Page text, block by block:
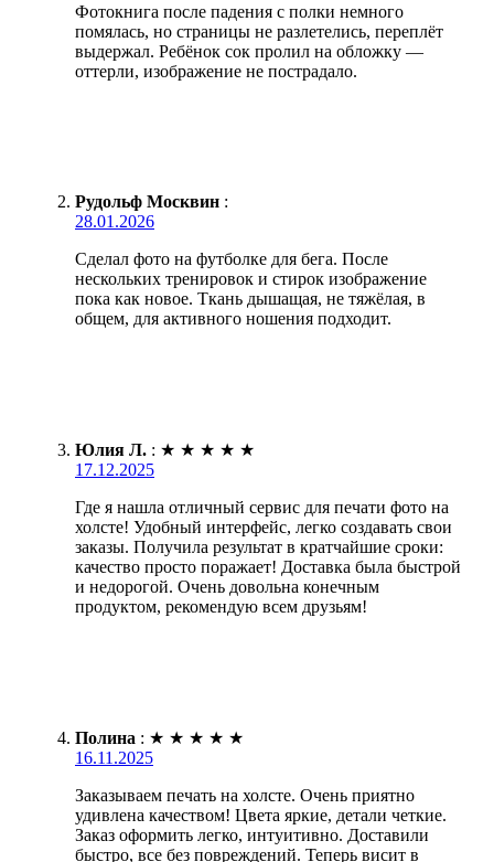
Фотокнига после падения с полки немного
помялась, но страницы не разлетелись, переплёт
выдержал. Ребёнок сок пролил на обложку —
оттерли, изображение не пострадало.
Рудольф Москвин :
28.01.2026
Сделал фото на футболке для бега. После
нескольких тренировок и стирок изображение
пока как новое. Ткань дышащая, не тяжёлая, в
общем, для активного ношения подходит.
Юлия Л. : ★ ★ ★ ★ ★
17.12.2025
Где я нашла отличный сервис для печати фото на
холсте! Удобный интерфейс, легко создавать свои
заказы. Получила результат в кратчайшие сроки:
качество просто поражает! Доставка была быстрой
и недорогой. Очень довольна конечным
продуктом, рекомендую всем друзьям!
Полина : ★ ★ ★ ★ ★
16.11.2025
Заказываем печать на холсте. Очень приятно
удивлена качеством! Цвета яркие, детали четкие.
Заказ оформить легко, интуитивно. Доставили
быстро, все без повреждений. Теперь висит в